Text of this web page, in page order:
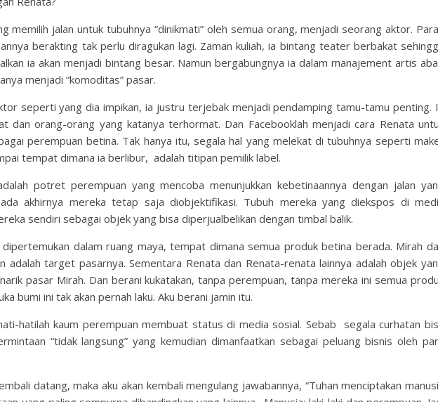
memilih jalan untuk tubuhnya “dinikmati” oleh semua orang, menjadi seorang aktor.
berakting tak perlu diragukan lagi. Zaman kuliah, ia bintang teater berbakat
ia akan menjadi bintang besar. Namun bergabungnya ia dalam manajement artis
menjadi “komoditas” pasar.
seperti yang dia impikan, ia justru terjebak menjadi pendamping tamu-tamu penting.
dan orang-orang yang katanya terhormat. Dan Facebooklah menjadi cara Renata
perempuan betina. Tak hanya itu, segala hal yang melekat di tubuhnya seperti
tempat dimana ia berlibur, adalah titipan pemilik label.
potret perempuan yang mencoba menunjukkan kebetinaannya dengan jalan
akhirnya mereka tetap saja diobjektifikasi. Tubuh mereka yang diekspos di
sendiri sebagai objek yang bisa diperjualbelikan dengan timbal balik.
dipertemukan dalam ruang maya, tempat dimana semua produk betina berada. Mirah
adalah target pasarnya. Sementara Renata dan Renata-renata lainnya adalah objek
pasar Mirah. Dan berani kukatakan, tanpa perempuan, tanpa mereka ini semua
bumi ini tak akan pernah laku. Aku berani jamin itu.
hatilah kaum perempuan membuat status di media sosial. Sebab segala curhatan
“tidak langsung” yang kemudian dimanfaatkan sebagai peluang bisnis oleh
datang, maka aku akan kembali mengulang jawabannya, “Tuhan menciptakan